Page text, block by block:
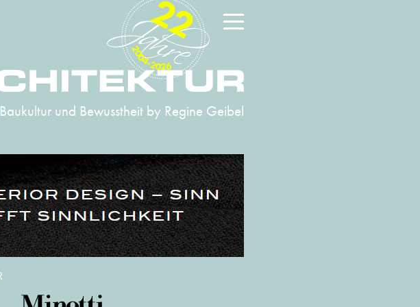
Baukultur und Bewusstheit by Regine Geibel
2004-2026
22